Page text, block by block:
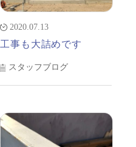
2020.07.13
工事も大詰めです
スタッフブログ